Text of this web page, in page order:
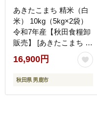
あきたこまち 精米（白
米） 10kg（5kg×2袋）
令和7年産【秋田食糧卸
販売】 [あきたこまち ブ
ランド米 お米 白米 精米
米どころ 秋田 秋田県産]
16,900円
秋田県 男鹿市